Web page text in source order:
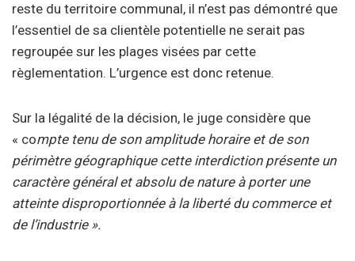
reste du territoire communal, il n’est pas démontré que
l’essentiel de sa clientèle potentielle ne serait pas
regroupée sur les plages visées par cette
règlementation. L’urgence est donc retenue.
Sur la légalité de la décision, le juge considère que
« compte tenu de son amplitude horaire et de son
périmètre géographique cette interdiction présente un
caractère général et absolu de nature à porter une
atteinte disproportionnée à la liberté du commerce et
de l’industrie ».